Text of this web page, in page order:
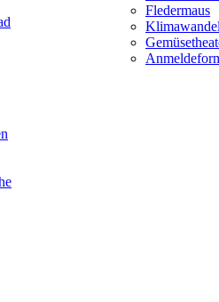
Fledermaus